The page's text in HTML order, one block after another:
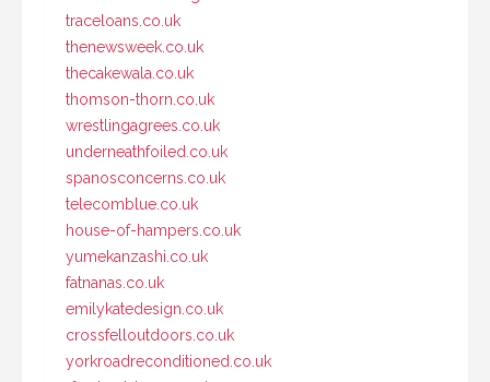
traceloans.co.uk
thenewsweek.co.uk
thecakewala.co.uk
thomson-thorn.co.uk
wrestlingagrees.co.uk
underneathfoiled.co.uk
spanosconcerns.co.uk
telecomblue.co.uk
house-of-hampers.co.uk
yumekanzashi.co.uk
fatnanas.co.uk
emilykatedesign.co.uk
crossfelloutdoors.co.uk
yorkroadreconditioned.co.uk